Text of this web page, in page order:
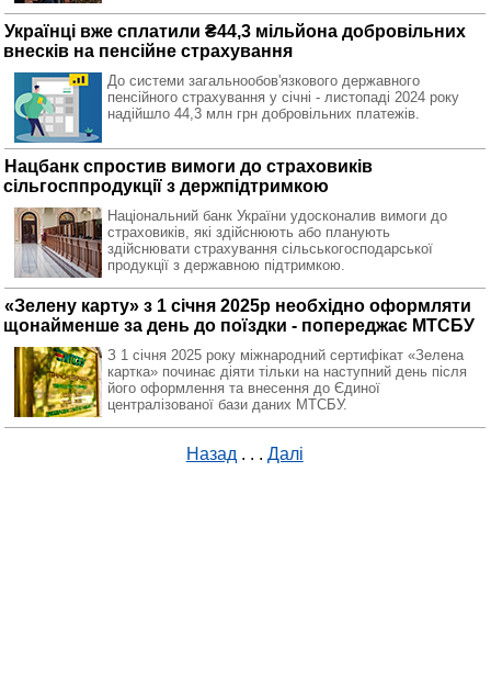
Українці вже сплатили ₴44,3 мільйона добровільних
внесків на пенсійне страхування
До системи загальнообов'язкового державного
пенсійного страхування у січні - листопаді 2024 року
надійшло 44,3 млн грн добровільних платежів.
Нацбанк спростив вимоги до страховиків
сільгосппродукції з держпідтримкою
Національний банк України удосконалив вимоги до
страховиків, які здійснюють або планують
здійснювати страхування сільськогосподарської
продукції з державною підтримкою.
«Зелену карту» з 1 січня 2025р необхідно оформляти
щонайменше за день до поїздки - попереджає МТСБУ
З 1 січня 2025 року міжнародний сертифікат «Зелена
картка» починає діяти тільки на наступний день після
його оформлення та внесення до Єдиної
централізованої бази даних МТСБУ.
Назад . . . Далі